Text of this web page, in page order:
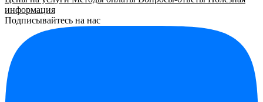
информация
Подписывайтесь на нас